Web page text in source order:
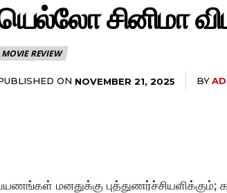
சினிமா
MOVIE REVIEW
ON NOVEMBER 21, 2025 BY
மனதுக்கு புத்துணர்ச்சியளிக்கும்;